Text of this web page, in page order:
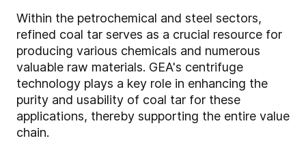
Within the petrochemical and steel sectors,
refined coal tar serves as a crucial resource for
producing various chemicals and numerous
valuable raw materials. GEA's centrifuge
technology plays a key role in enhancing the
purity and usability of coal tar for these
applications, thereby supporting the entire value
chain.